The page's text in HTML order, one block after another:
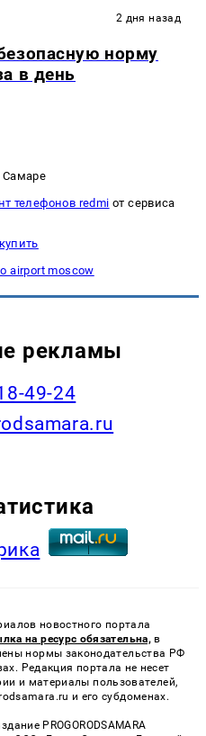
2 дня назад
норму
в день
Самаре
телефонов redmi от сервиса
airport moscow
рекламы
49-24
новостного портала
на ресурс обязательна, в
нормы законодательства РФ
Редакция портала не несет
и материалы пользователей,
и его субдоменах.
PROGORODSAMARA